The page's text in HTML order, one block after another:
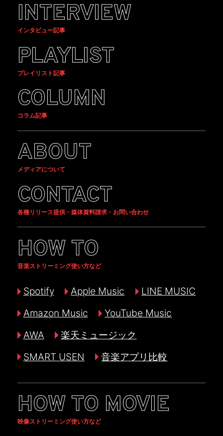
INTERVIEW
インタビュー記事
PLAYLIST
プレイリスト記事
COLUMN
コラム記事
ABOUT
メディアについて
CONTACT
各種リリース提供・媒体資料請求・お問い合わせ
HOW TO
音楽ストリーミング使い方など
Spotify Apple Music
LINE MUSIC
Amazon Music
YouTube Music
AWA
楽天ミュージック
SMART USEN
音楽アプリ比較
HOW TO MOVIE
映像ストリーミング使い方など